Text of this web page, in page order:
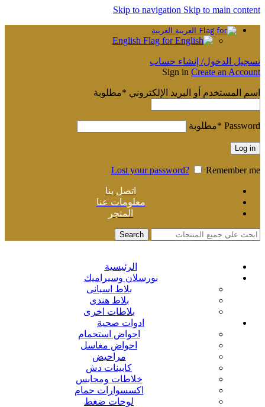
Skip to navigation Skip to main content
العربية
English
تسجيل الدخول/ إنشاء حساب
Sign in Create an Account
اسم المستخدم أو البريد الإلكتروني *مطلوبة
Password
*مطلوبة
Log in
Lost your password? Remember me
اتصل بنا
معلومات عنا
المتجر
Search
الرئيسية
بورسلان وسيراميك
بلاط اسبانى
بلاط هندى
بلاطات اخرى
ادوات صحية
احواض استحمام
احواض مغاسل
مراحيض
كابينات دش
خلاطات ومحابس
اكسسوارات حمام
لوحات ضغط